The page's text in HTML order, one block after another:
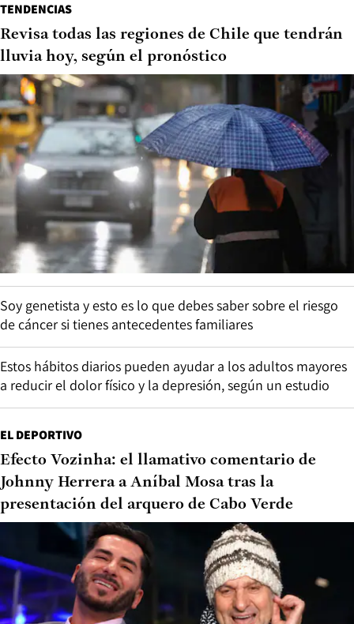
TENDENCIAS
Revisa todas las regiones de Chile que tendrán
lluvia hoy, según el pronóstico
Soy genetista y esto es lo que debes saber sobre el riesgo
de cáncer si tienes antecedentes familiares
Estos hábitos diarios pueden ayudar a los adultos mayores
a reducir el dolor físico y la depresión, según un estudio
EL DEPORTIVO
Efecto Vozinha: el llamativo comentario de
Johnny Herrera a Aníbal Mosa tras la
presentación del arquero de Cabo Verde